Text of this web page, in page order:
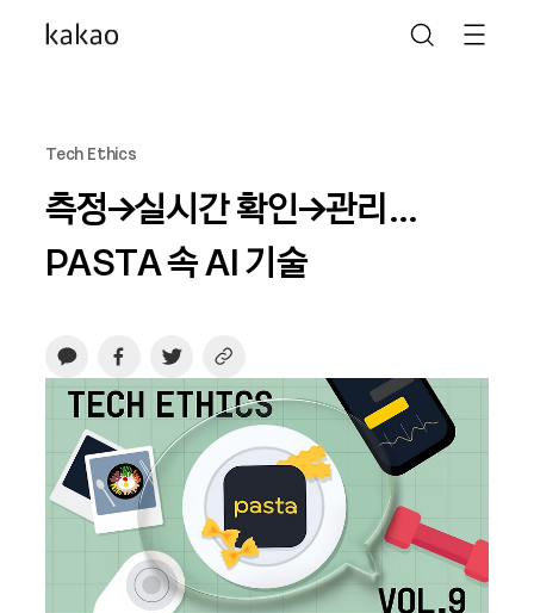
Tech Ethics
측정→실시간 확인→관리…
PASTA 속 AI 기술